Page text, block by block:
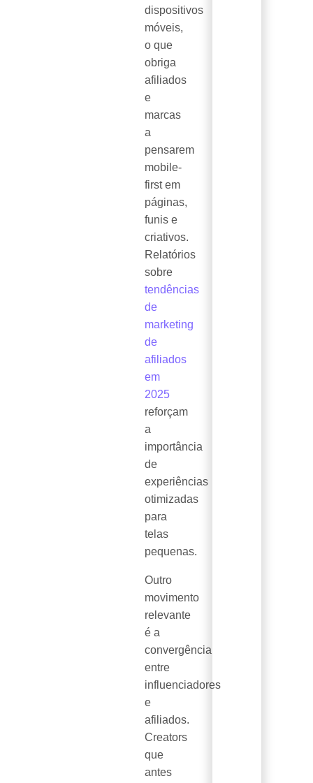
dispositivos
móveis,
o que
obriga
afiliados
e
marcas
a
pensarem
mobile-
first em
páginas,
funis e
criativos.
Relatórios
sobre
tendências
de
marketing
de
afiliados
em
2025
reforçam
a
importância
de
experiências
otimizadas
para
telas
pequenas.
Outro
movimento
relevante
é a
convergência
entre
influenciadores
e
afiliados.
Creators
que
antes